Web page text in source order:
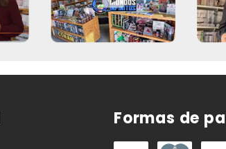
Formas de